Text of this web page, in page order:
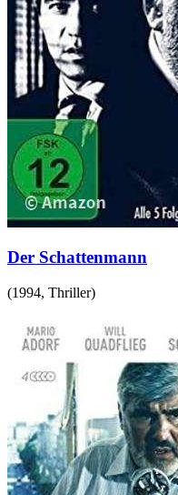
Der Schattenmann
(1994, Thriller)